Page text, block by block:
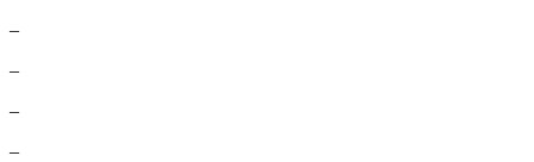
–
–
–
–